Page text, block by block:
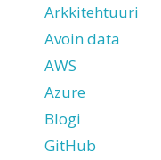
Arkkitehtuuri
Avoin data
AWS
Azure
Blogi
GitHub